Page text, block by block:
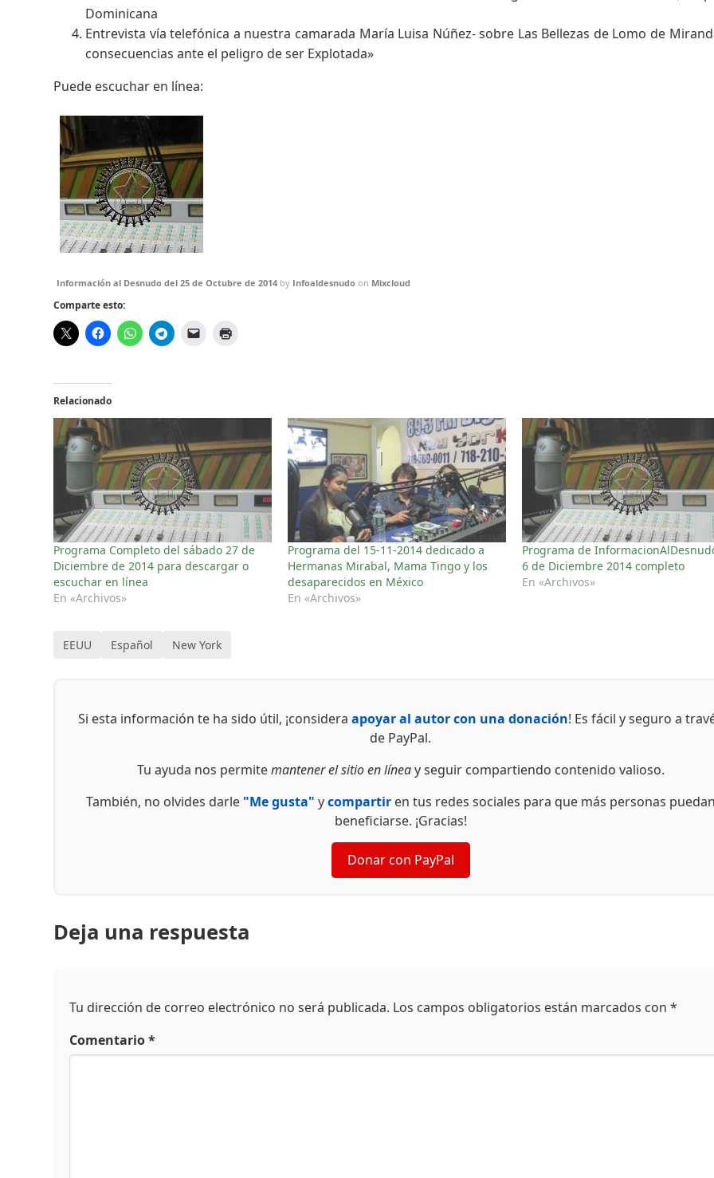
Dominicana
Entrevista vía telefónica a nuestra camarada María Luisa Núñez- sobre Las Bellezas de Lomo de
consecuencias ante el peligro de ser Explotada»
Puede escuchar en línea:
Información al Desnudo del 25 de Octubre de 2014 by Infoaldesnudo on Mixcloud
Comparte esto:
Relacionado
Programa Completo del sábado 27 de
Diciembre de 2014 para descargar o
escuchar en línea
En «Archivos»
Programa del 15-11-2014 dedicado a
Hermanas Mirabal, Mama Tingo y los
desaparecidos en México
En «Archivos»
Programa de
6 de Diciembre 2014 completo
En «Archivos»
EEUU Español New York
Si esta información te ha sido útil, ¡consideraapoyar al autor con una donación! Es fácil y seguro a
de PayPal.
Tu ayuda nos permitemantener el sitio en líneay seguir compartiendo contenido valioso.
También, no olvides darle "Me gusta" ycompartiren tus redes sociales para que más personas puedan
beneficiarse. ¡Gracias!
Donar con PayPal
Deja una respuesta
Tu dirección de correo electrónico no será publicada. Los campos obligatorios están marcados con*
Comentario*